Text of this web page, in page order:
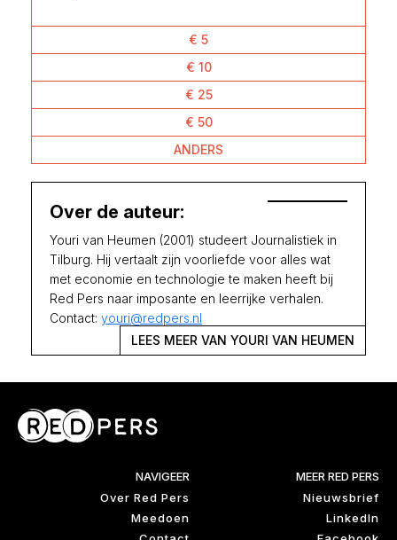
€ 5
€ 10
€ 25
€ 50
ANDERS
Over de auteur:
Youri van Heumen (2001) studeert Journalistiek in
Tilburg. Hij vertaalt zijn voorliefde voor alles wat
met economie en technologie te maken heeft bij
Red Pers naar imposante en leerrijke verhalen.
Contact: youri@redpers.nl
LEES MEER VAN YOURI VAN HEUMEN
NAVIGEER
Over Red Pers
Meedoen
MEER RED PERS
Nieuwsbrief
LinkedIn